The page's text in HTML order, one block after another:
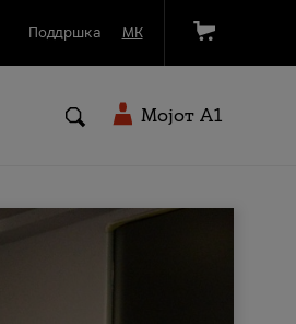
Поддршка МК
Мојот A1